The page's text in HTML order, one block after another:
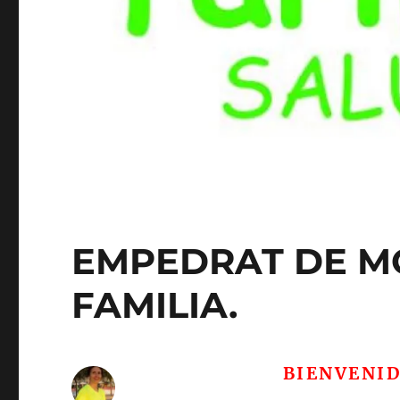
EMPEDRAT DE
FAMILIA.